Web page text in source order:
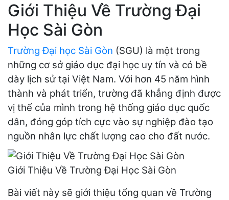
Giới Thiệu Về Trường Đại
Học Sài Gòn
Trường Đại học Sài Gòn (SGU) là một trong
những cơ sở giáo dục đại học uy tín và có bề
dày lịch sử tại Việt Nam. Với hơn 45 năm hình
thành và phát triển, trường đã khẳng định được
vị thế của mình trong hệ thống giáo dục quốc
dân, đóng góp tích cực vào sự nghiệp đào tạo
nguồn nhân lực chất lượng cao cho đất nước.
Giới Thiệu Về Trường Đại Học Sài Gòn
Bài viết này sẽ giới thiệu tổng quan về Trường